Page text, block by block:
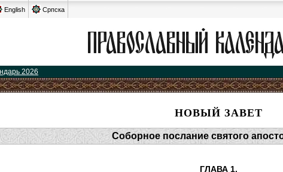
English Српска
2026
НОВЫЙ ЗАВЕТ
Соборное послание святого
ГЛАВА 1.